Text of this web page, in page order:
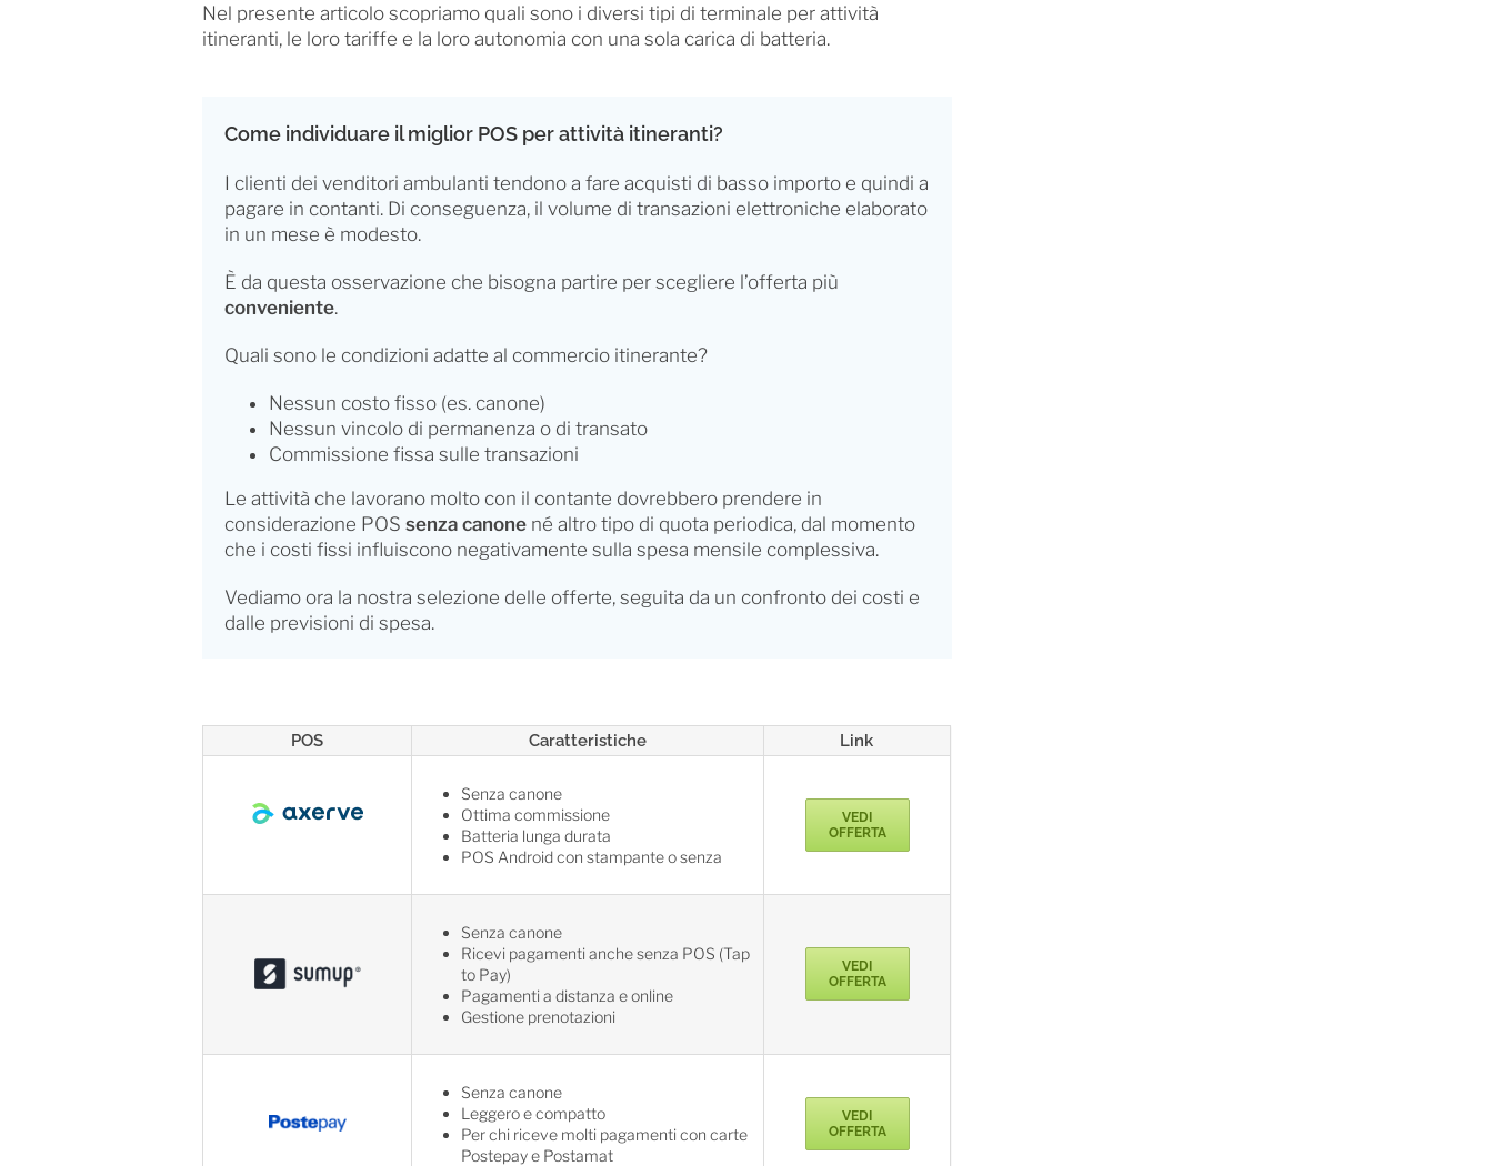
Nel presente articolo scopriamo quali sono i diversi tipi di terminale per attività
itineranti, le loro tariffe e la loro autonomia con una sola carica di batteria.
Come individuare il miglior POS per attività itineranti?
I clienti dei venditori ambulanti tendono a fare acquisti di basso importo e quindi a
pagare in contanti. Di conseguenza, il volume di transazioni elettroniche elaborato
in un mese è modesto.
È da questa osservazione che bisogna partire per scegliere l’offerta più
conveniente.
Quali sono le condizioni adatte al commercio itinerante?
Nessun costo fisso (es. canone)
Nessun vincolo di permanenza o di transato
Commissione fissa sulle transazioni
Le attività che lavorano molto con il contante dovrebbero prendere in
considerazione POS senza canonené altro tipo di quota periodica, dal momento
che i costi fissi influiscono negativamente sulla spesa mensile complessiva.
Vediamo ora la nostra selezione delle offerte, seguita da un confronto dei costi e
dalle previsioni di spesa.
POS Caratteristiche Link
Senza canone
Ottima commissione
Batteria lunga durata
POS Android con stampante o senza
VEDI
OFFERTA
Senza canone
Ricevi pagamenti anche senza POS (Tap
to Pay)
Pagamenti a distanza e online
Gestione prenotazioni
VEDI
OFFERTA
Senza canone
Leggero e compatto
Per chi riceve molti pagamenti con carte
Postepay e Postamat
VEDI
OFFERTA